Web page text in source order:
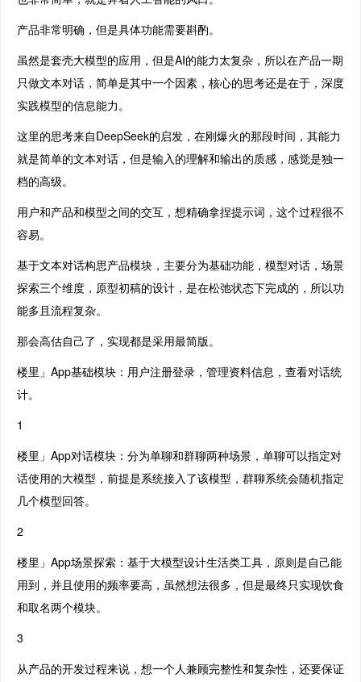
产品非常明确，但是具体功能需要斟酌。
虽然是套壳大模型的应用，但是AI的能力太复杂，所以在产品一期
只做文本对话，简单是其中一个因素，核心的思考还是在于，深度
实践模型的信息能力。
这里的思考来自DeepSeek的启发，在刚爆火的那段时间，其能力
就是简单的文本对话，但是输入的理解和输出的质感，感觉是独一
档的高级。
用户和产品和模型之间的交互，想精确拿捏提示词，这个过程很不
容易。
基于文本对话构思产品模块，主要分为基础功能，模型对话，场景
探索三个维度，原型初稿的设计，是在松弛状态下完成的，所以功
能多且流程复杂。
那会高估自己了，实现都是采用最简版。
楼里」App基础模块：用户注册登录，管理资料信息，查看对话统
计。
1
楼里」App对话模块：分为单聊和群聊两种场景，单聊可以指定对
话使用的大模型，前提是系统接入了该模型，群聊系统会随机指定
几个模型回答。
2
楼里」App场景探索：基于大模型设计生活类工具，原则是自己能
用到，并且使用的频率要高，虽然想法很多，但是最终只实现饮食
和取名两个模块。
3
从产品的开发过程来说，想一个人兼顾完整性和复杂性，还要保证